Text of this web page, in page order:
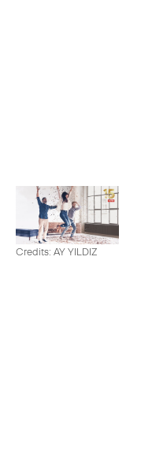
Credits: AY YILDIZ